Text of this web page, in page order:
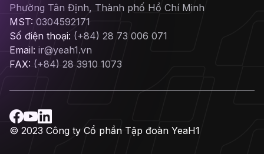
Phường Tân Định, Thành phố Hồ Chí Minh
MST: 0304592171
Số điện thoại: (+84) 28 73 006 071
Email: ir@yeah1.vn
FAX: (+84) 28 3910 1073
© 2023 Công ty Cổ phần Tập đoàn YeaH1